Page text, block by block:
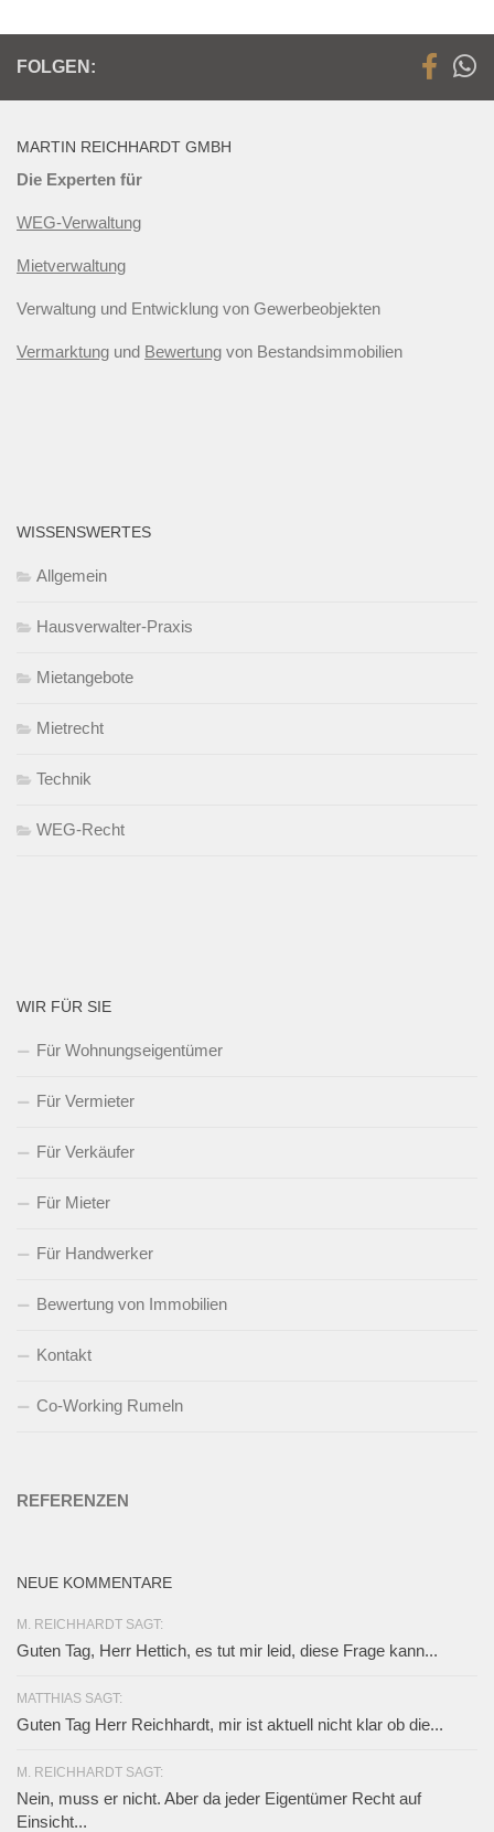
FOLGEN:
MARTIN REICHHARDT GMBH
Die Experten für
WEG-Verwaltung
Mietverwaltung
Verwaltung und Entwicklung von Gewerbeobjekten
Vermarktung und Bewertung von Bestandsimmobilien
WISSENSWERTES
Allgemein
Hausverwalter-Praxis
Mietangebote
Mietrecht
Technik
WEG-Recht
WIR FÜR SIE
Für Wohnungseigentümer
Für Vermieter
Für Verkäufer
Für Mieter
Für Handwerker
Bewertung von Immobilien
Kontakt
Co-Working Rumeln
REFERENZEN
NEUE KOMMENTARE
M. REICHHARDT SAGT:
Guten Tag, Herr Hettich, es tut mir leid, diese Frage kann...
MATTHIAS SAGT:
Guten Tag Herr Reichhardt, mir ist aktuell nicht klar ob die...
M. REICHHARDT SAGT:
Nein, muss er nicht. Aber da jeder Eigentümer Recht auf
Einsicht...